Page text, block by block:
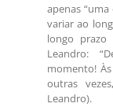
apenas
variar ao
longo
Leandro:
momento!
outras
Leandro).